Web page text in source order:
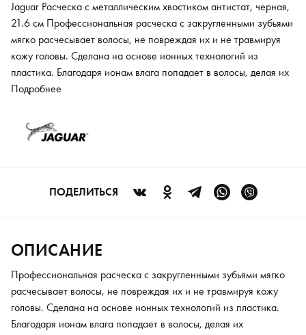
Jaguar Расческа с металлическим хвостиком антистат, черная,
21.6 см Профессиональная расческа с закругленными зубьями
мягко расчесывает волосы, не повреждая их и не травмируя
кожу головы. Сделана на основе ионных технологий из
пластика. Благодаря ионам влага попадает в волосы, делая их
блестящими и ухоженными. Обладает антистатическим
подвержена влиянию высоких температур и химических
веществ.
Подробнее
ПОДЕЛИТЬСЯ
ОПИСАНИЕ
Профессиональная расческа с закругленными зубьями мягко
расчесывает волосы, не повреждая их и не травмируя кожу
головы. Сделана на основе ионных технологий из пластика.
Благодаря ионам влага попадает в волосы, делая их